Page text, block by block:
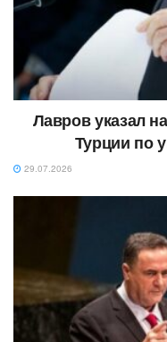
Лавров указал
Турции по
29.07.2026